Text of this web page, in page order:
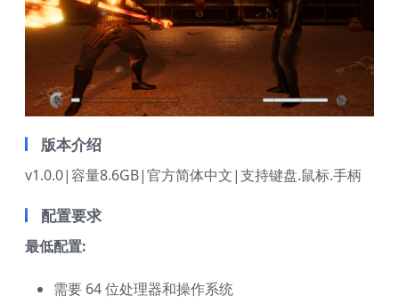
版本介绍
v1.0.0|容量8.6GB|官方简体中文|支持键盘.鼠标.手柄
配置要求
最低配置:
需要 64 位处理器和操作系统